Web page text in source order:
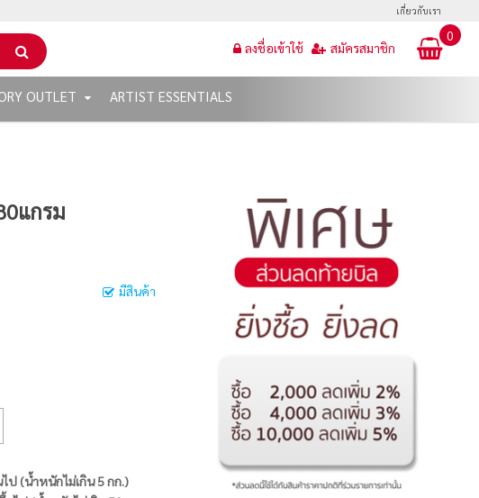
เกี่ยวกับเรา
0
ลงชื่อเข้าใช้ สมัครสมาชิก
OUTLET
ARTIST ESSENTIALS
แกรม
มีสินค้า
ป (น้ำหนักไม่เกิน 5 กก.)